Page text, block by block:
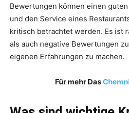
Bewertungen können einen
und den Service eines
kritisch betrachtet werden. Es ist
als auch negative Bewertungen
eigenen Erfahrungen zu machen.
Für mehr Das